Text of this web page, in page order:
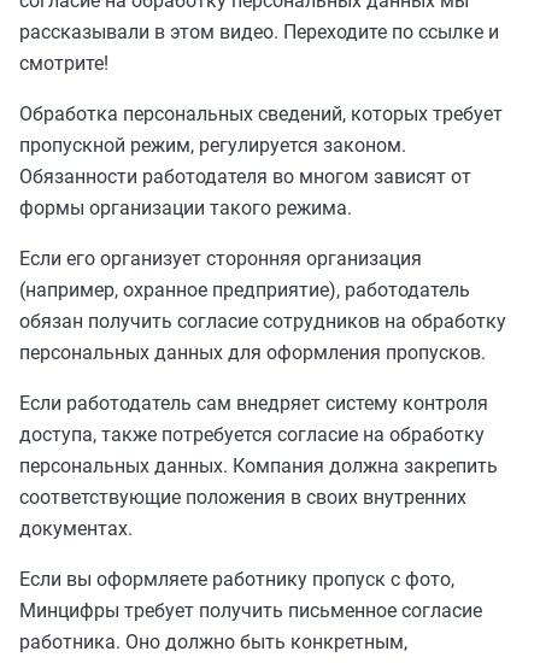
рассказывали в этом видео. Переходите по ссылке и
смотрите!
Обработка персональных сведений, которых требует
пропускной режим, регулируется законом.
Обязанности работодателя во многом зависят от
формы организации такого режима.
Если его организует сторонняя организация
(например, охранное предприятие), работодатель
обязан получить согласие сотрудников на обработку
персональных данных для оформления пропусков.
Если работодатель сам внедряет систему контроля
доступа, также потребуется согласие на обработку
персональных данных. Компания должна закрепить
соответствующие положения в своих внутренних
документах.
Если вы оформляете работнику пропуск с фото,
Минцифры требует получить письменное согласие
работника. Оно должно быть конкретным,